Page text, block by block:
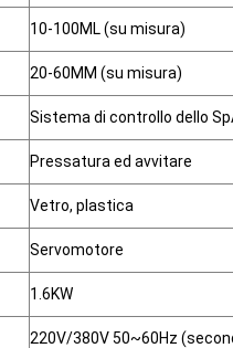
10-100ML (su misura)
20-60MM (su misura)
Sistema di controllo dello
Pressatura ed avvitare
Vetro, plastica
Servomotore
1.6KW
220V/380V 50~60Hz